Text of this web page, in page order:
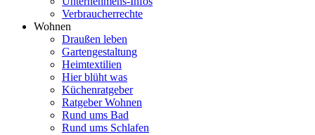
Verbraucherrechte
Wohnen
Draußen leben
Gartengestaltung
Heimtextilien
Hier blüht was
Küchenratgeber
Ratgeber Wohnen
Rund ums Bad
Rund ums Schlafen